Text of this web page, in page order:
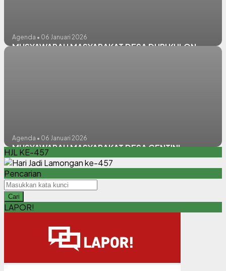
Agenda • 06 Januari 2026
MUSYAWARAH MASYARAKAT DESA DURI KULON
Agenda • 06 Januari 2026
MUSYAWARAH MASYARAKAT DESA CENTINI
HJL KE-457
Pencarian
Cari
LAPOR!